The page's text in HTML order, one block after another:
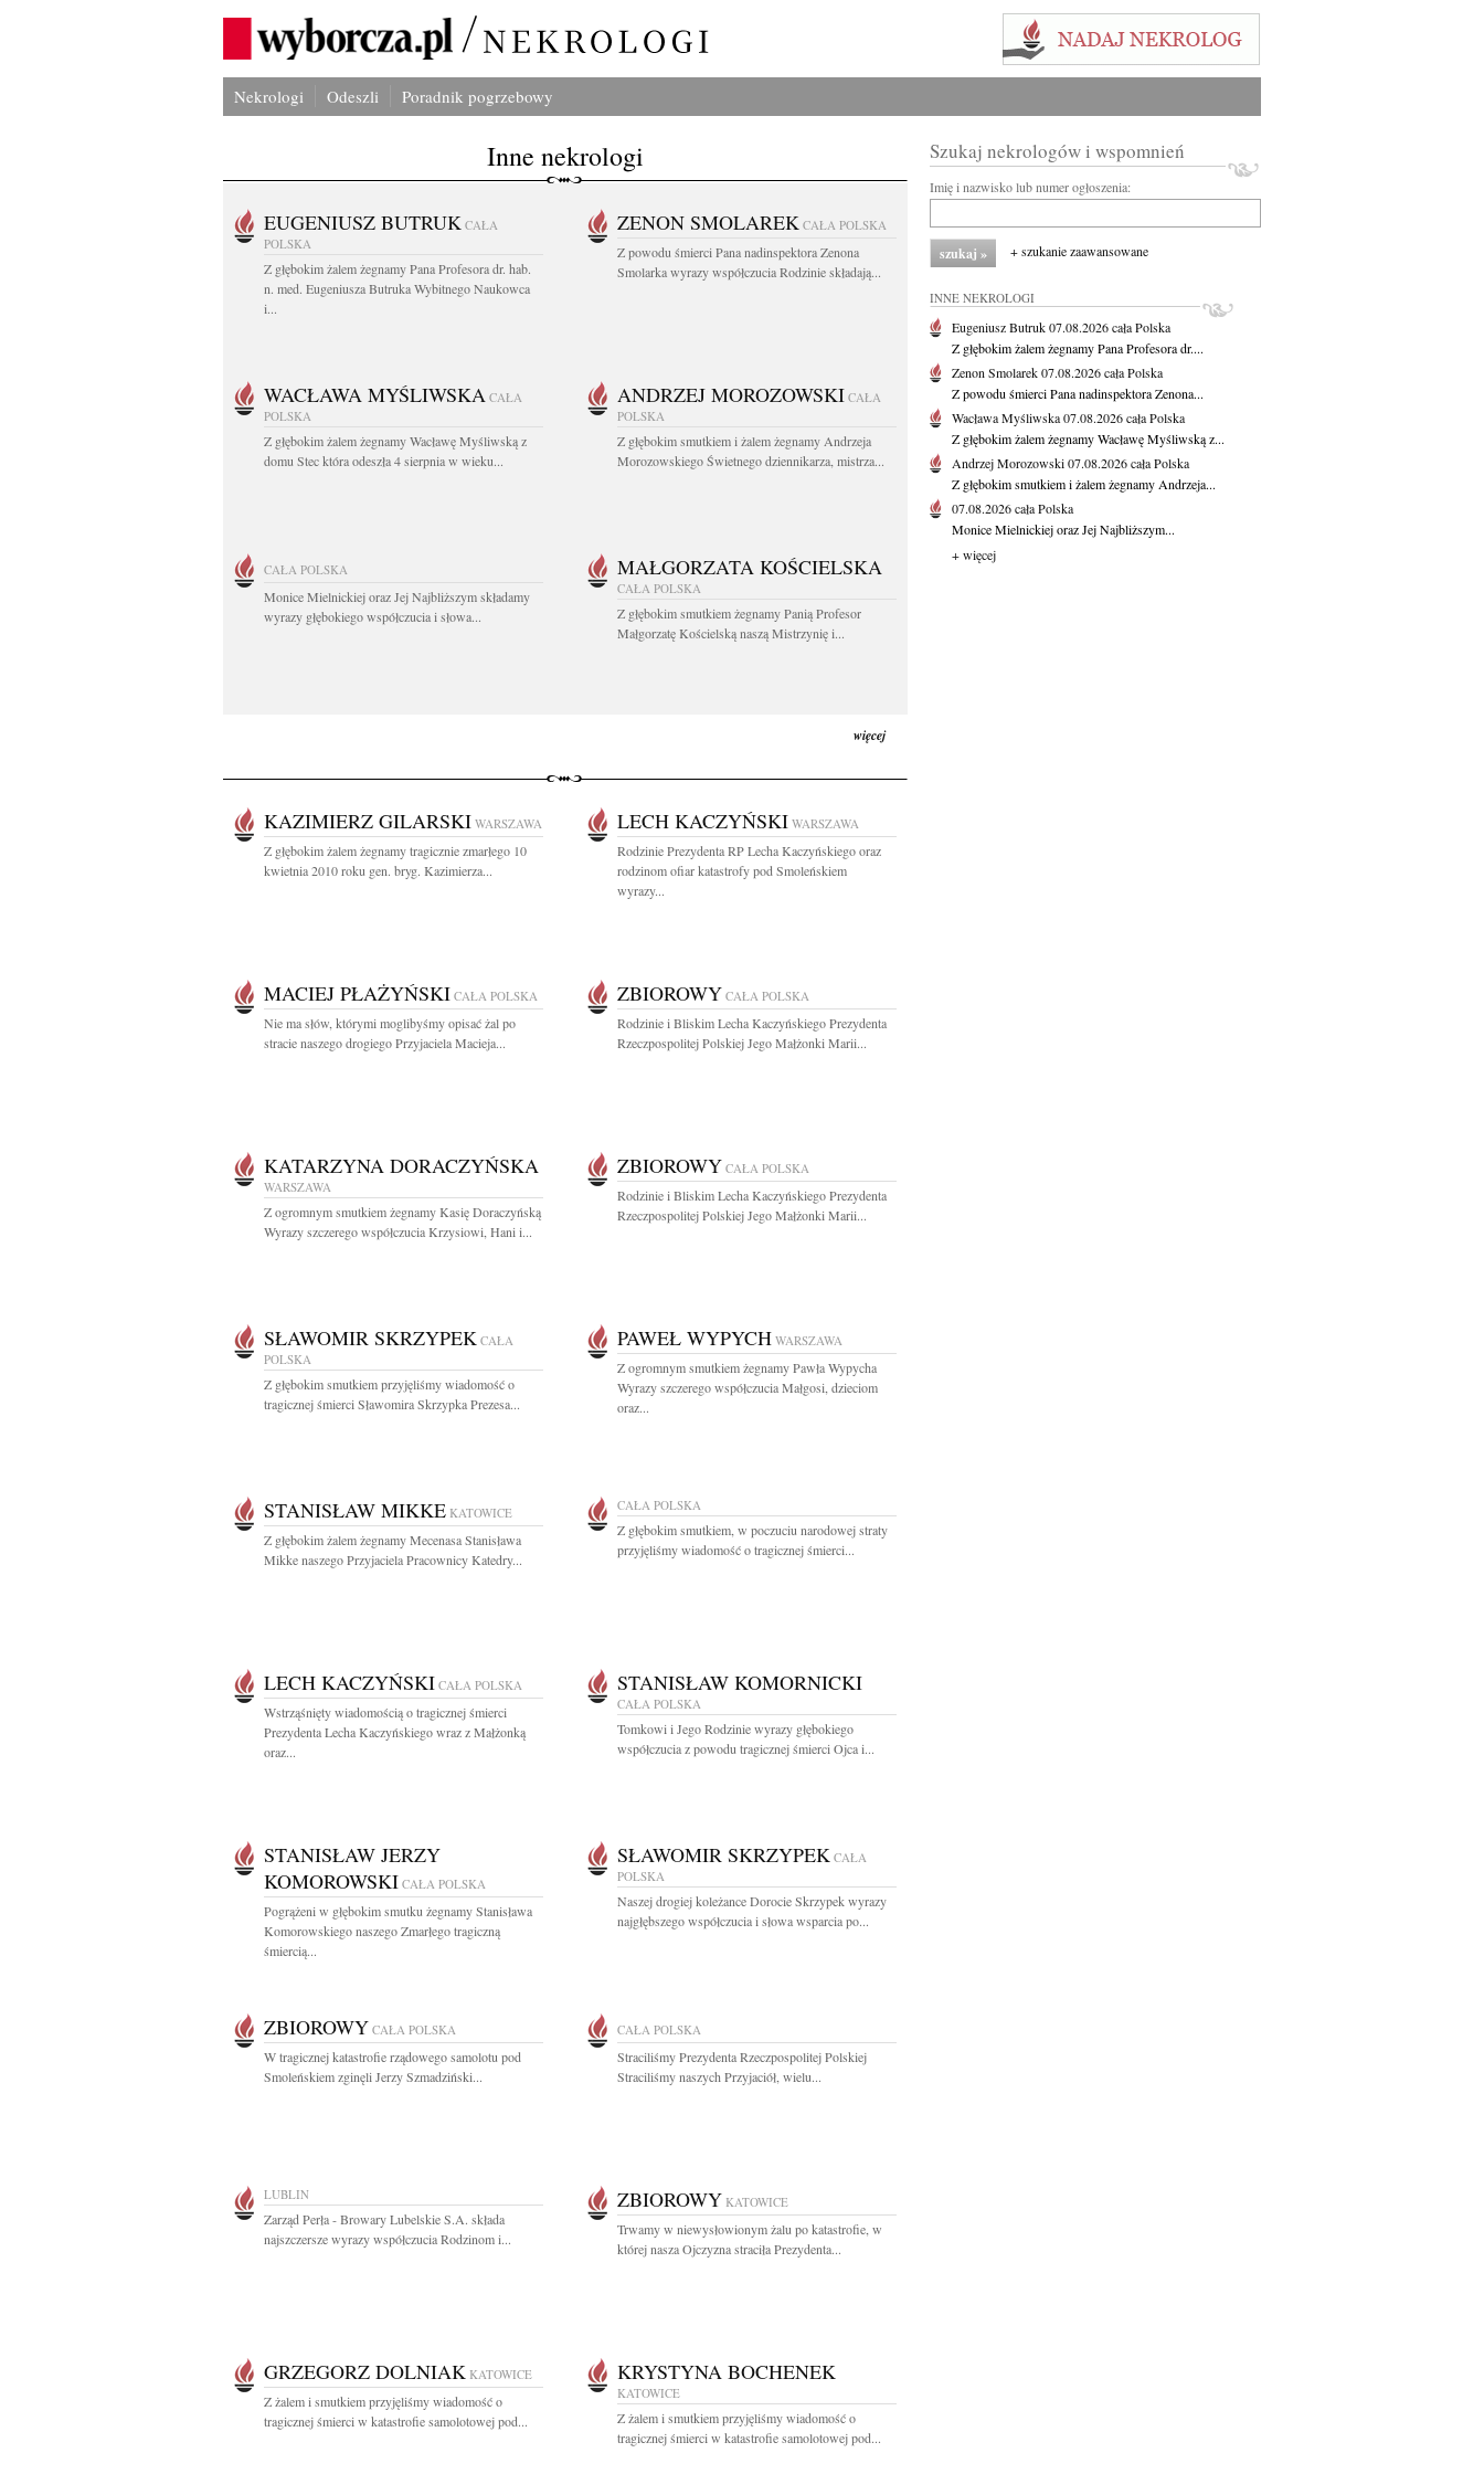
Nekrologi Odeszli Poradnik pogrzebowy
Inne nekrologi
EUGENIUSZ BUTRUK CAŁA
POLSKA
Z głębokim żalem żegnamy Pana Profesora dr. hab.
n. med. Eugeniusza Butruka Wybitnego Naukowca
i...
ZENON SMOLAREK CAŁA POLSKA
Z powodu śmierci Pana nadinspektora Zenona
Smolarka wyrazy współczucia Rodzinie składają...
WACŁAWA MYŚLIWSKA CAŁA
POLSKA
Z głębokim żalem żegnamy Wacławę Myśliwską z
domu Stec która odeszła 4 sierpnia w wieku...
ANDRZEJ MOROZOWSKI CAŁA
POLSKA
Z głębokim smutkiem i żalem żegnamy Andrzeja
Morozowskiego Świetnego dziennikarza, mistrza...
CAŁA POLSKA
Monice Mielnickiej oraz Jej Najbliższym składamy
wyrazy głębokiego współczucia i słowa...
MAŁGORZATA KOŚCIELSKA
CAŁA POLSKA
Z głębokim smutkiem żegnamy Panią Profesor
Małgorzatę Kościelską naszą Mistrzynię i...
więcej
KAZIMIERZ GILARSKI WARSZAWA
Z głębokim żalem żegnamy tragicznie zmarłego 10
kwietnia 2010 roku gen. bryg. Kazimierza...
LECH KACZYŃSKI WARSZAWA
Rodzinie Prezydenta RP Lecha Kaczyńskiego oraz
rodzinom ofiar katastrofy pod Smoleńskiem
wyrazy...
MACIEJ PŁAŻYŃSKI CAŁA POLSKA
Nie ma słów, którymi moglibyśmy opisać żal po
stracie naszego drogiego Przyjaciela Macieja...
ZBIOROWY CAŁA POLSKA
Rodzinie i Bliskim Lecha Kaczyńskiego Prezydenta
Rzeczpospolitej Polskiej Jego Małżonki Marii...
KATARZYNA DORACZYŃSKA
WARSZAWA
Z ogromnym smutkiem żegnamy Kasię Doraczyńską
Wyrazy szczerego współczucia Krzysiowi, Hani i...
ZBIOROWY CAŁA POLSKA
Rodzinie i Bliskim Lecha Kaczyńskiego Prezydenta
Rzeczpospolitej Polskiej Jego Małżonki Marii...
SŁAWOMIR SKRZYPEK CAŁA
POLSKA
Z głębokim smutkiem przyjęliśmy wiadomość o
tragicznej śmierci Sławomira Skrzypka Prezesa...
PAWEŁ WYPYCH WARSZAWA
Z ogromnym smutkiem żegnamy Pawła Wypycha
Wyrazy szczerego współczucia Małgosi, dzieciom
oraz...
STANISŁAW MIKKE KATOWICE
Z głębokim żalem żegnamy Mecenasa Stanisława
Mikke naszego Przyjaciela Pracownicy Katedry...
CAŁA POLSKA
Z głębokim smutkiem, w poczuciu narodowej straty
przyjęliśmy wiadomość o tragicznej śmierci...
LECH KACZYŃSKI CAŁA POLSKA
Wstrząśnięty wiadomością o tragicznej śmierci
Prezydenta Lecha Kaczyńskiego wraz z Małżonką
oraz...
STANISŁAW KOMORNICKI
CAŁA POLSKA
Tomkowi i Jego Rodzinie wyrazy głębokiego
współczucia z powodu tragicznej śmierci Ojca i...
STANISŁAW JERZY
KOMOROWSKI CAŁA POLSKA
Pogrążeni w głębokim smutku żegnamy Stanisława
Komorowskiego naszego Zmarłego tragiczną
śmiercią...
SŁAWOMIR SKRZYPEK CAŁA
POLSKA
Naszej drogiej koleżance Dorocie Skrzypek wyrazy
najgłębszego współczucia i słowa wsparcia po...
ZBIOROWY CAŁA POLSKA
W tragicznej katastrofie rządowego samolotu pod
Smoleńskiem zginęli Jerzy Szmadziński...
CAŁA POLSKA
Straciliśmy Prezydenta Rzeczpospolitej Polskiej
Straciliśmy naszych Przyjaciół, wielu...
LUBLIN
Zarząd Perła - Browary Lubelskie S.A. składa
najszczersze wyrazy współczucia Rodzinom i...
ZBIOROWY KATOWICE
Trwamy w niewysłowionym żalu po katastrofie, w
której nasza Ojczyzna straciła Prezydenta...
GRZEGORZ DOLNIAK KATOWICE
Z żalem i smutkiem przyjęliśmy wiadomość o
tragicznej śmierci w katastrofie samolotowej pod...
KRYSTYNA BOCHENEK
KATOWICE
Z żalem i smutkiem przyjęliśmy wiadomość o
tragicznej śmierci w katastrofie samolotowej pod...
Szukaj nekrologów i wspomnień
Imię i nazwisko lub numer ogłoszenia:
+ szukanie zaawansowane
INNE NEKROLOGI
Eugeniusz Butruk07.08.2026cała Polska
Z głębokim żalem żegnamy Pana Profesora dr....
Zenon Smolarek07.08.2026cała Polska
Z powodu śmierci Pana nadinspektora Zenona...
Wacława Myśliwska07.08.2026cała Polska
Z głębokim żalem żegnamy Wacławę Myśliwską z...
Andrzej Morozowski07.08.2026cała Polska
Z głębokim smutkiem i żalem żegnamy Andrzeja...
07.08.2026cała Polska
Monice Mielnickiej oraz Jej Najbliższym...
+ więcej